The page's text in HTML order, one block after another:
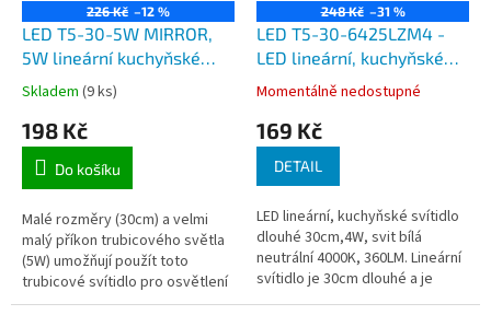
226 Kč –12 %
LED T5-30-5W MIRROR,
5W lineární kuchyňské
svítidlo dlouhé 30cm,
420lm, 6500K, kabel do
zásuvky 230V
Skladem (9 ks)
198 Kč
Do košíku
Malé rozměry (30cm) a velmi
malý příkon trubicového světla
(5W) umožňují použít toto
trubicové svítidlo pro osvětlení
kuchyňských linek, podhledů,
248 Kč –31 %
LED T5-30-6425LZM4 -
LED lineární, kuchyňské
svítidlo dlouhé 30cm,4W
Momentálně nedostupné
169 Kč
DETAIL
LED lineární, kuchyňské svítidlo
dlouhé 30cm,4W, svit bílá
neutrální 4000K, 360LM. Lineární
svítidlo je 30cm dlouhé a je
ideální pro osvětlení